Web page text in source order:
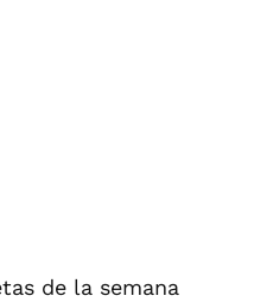
de la semana